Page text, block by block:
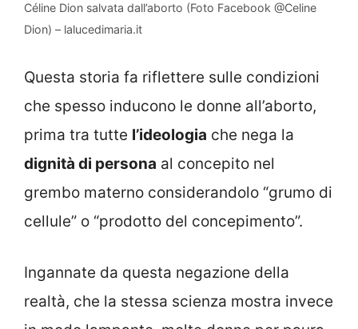
Céline Dion salvata dall’aborto (Foto Facebook @Celine
Dion) – lalucedimaria.it
Questa storia fa riflettere sulle condizioni
che spesso inducono le donne all’aborto,
prima tra tutte l’ideologia che nega la
dignità di persona al concepito nel
grembo materno considerandolo “grumo di
cellule” o “prodotto del concepimento”.
Ingannate da questa negazione della
realtà, che la stessa scienza mostra invece